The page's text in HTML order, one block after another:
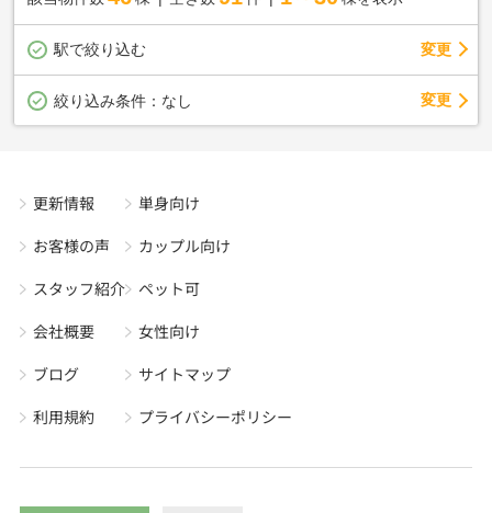
駅で絞り込む 変更
絞り込み条件： なし 変更
更新情報
お客様の声
スタッフ紹介
会社概要
ブログ
利用規約
単身向け
カップル向け
ペット可
女性向け
サイトマップ
プライバシーポリシー